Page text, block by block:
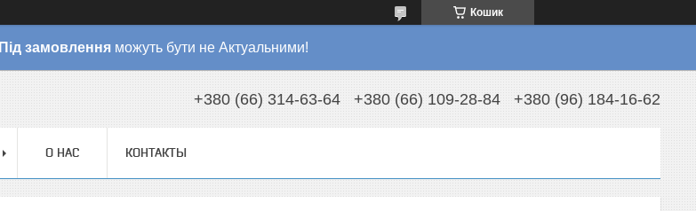
Кошик
Під замовлення можуть бути не Актуальними!
+380 (66) 314-63-64 +380 (66) 109-28-84 +380 (96) 184-16-62
О НАС КОНТАКТЫ